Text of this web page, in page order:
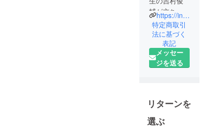
輔が立ち上
げた靴下ブ
ランドで
す。
2021年3月に
靴下屋さん
め、10月に
本来廃棄さ
れるはず
https://instagram.com/regra___official___?utm_medium=copy_link
特定商取引
法に基づく
表記
メッセー
ジを送る
リターンを
選ぶ